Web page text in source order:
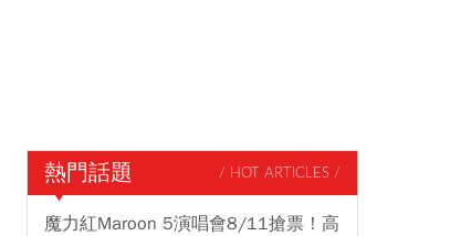
熱門話題 / HOT ARTICLES /
魔力紅Maroon 5演唱會8/11搶票！高